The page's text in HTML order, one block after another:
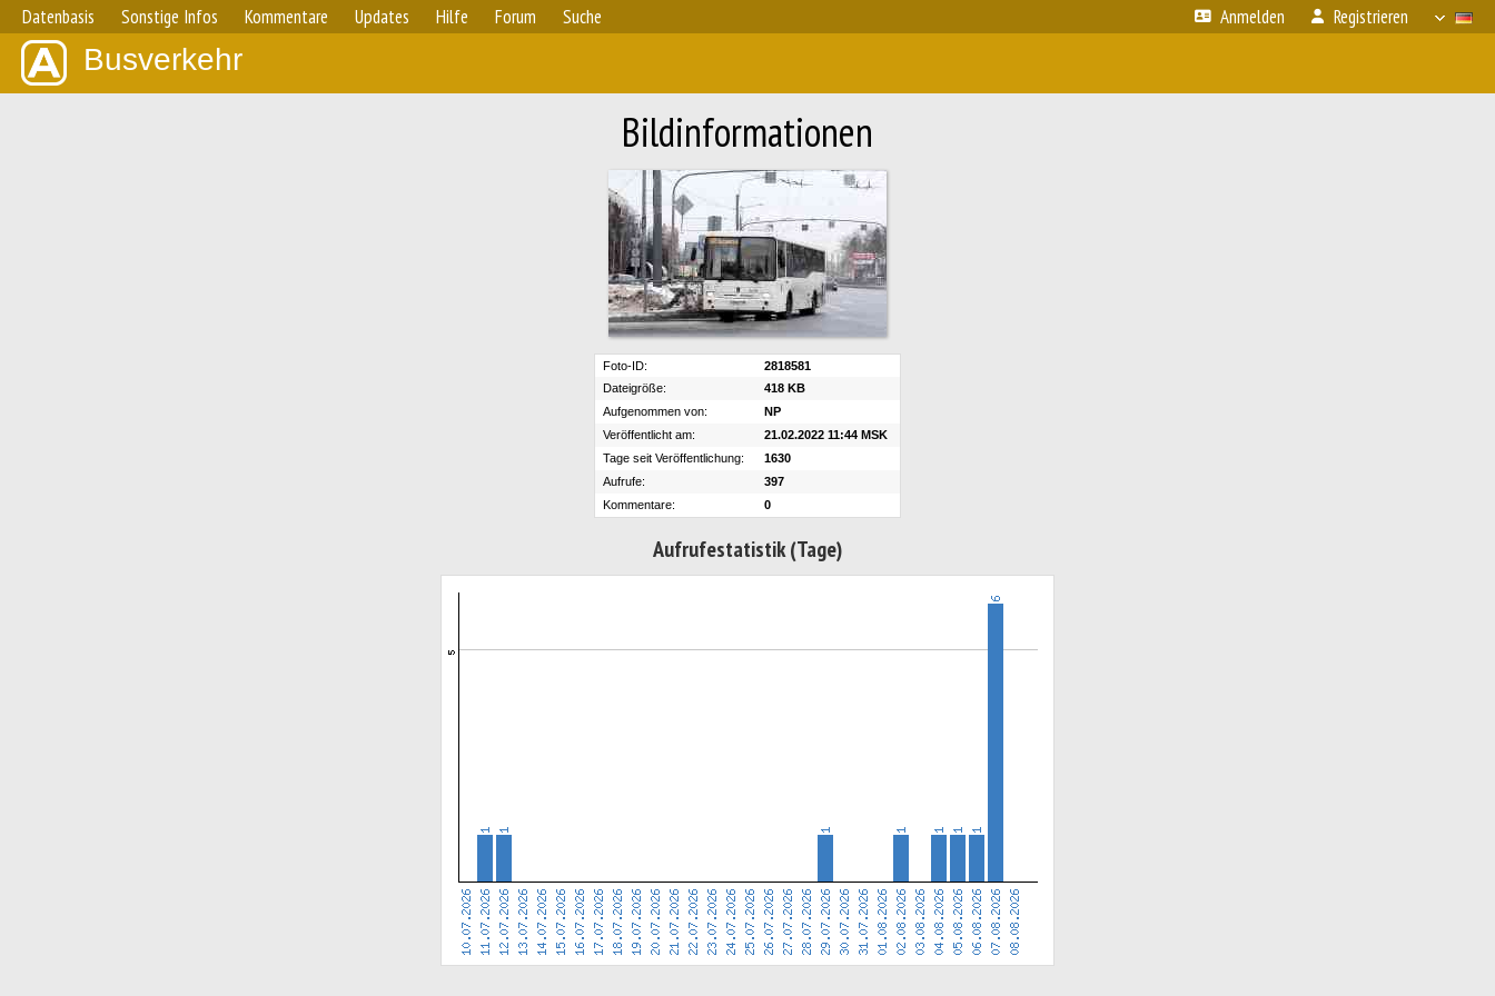
Datenbasis Sonstige Infos Kommentare Updates Hilfe Forum Suche Anmelden Registrieren
Busverkehr
Bildinformationen
Foto-ID:
2818581
Dateigröße:
418 KB
Aufgenommen von:
NP
Veröffentlicht am:
21.02.2022 11:44 MSK
Tage seit Veröffentlichung:
1630
Aufrufe:
397
Kommentare:
0
Aufrufestatistik (Tage)